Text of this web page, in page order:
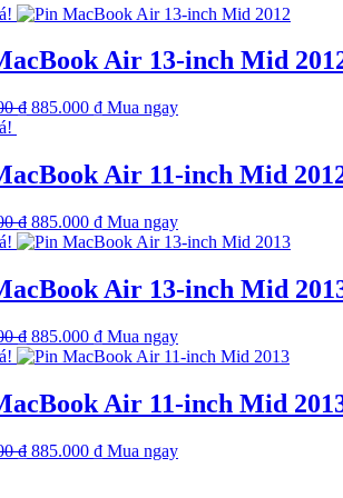
850.000 ₫.là:
Air 13-inch Mid
₫ Giá
1.250.000 ₫.
885.000 ₫Giá
là:
885.000 ₫.
Mua ngay
Air 11-inch Mid
₫ Giá
gốc
1.250.000 ₫.
885.000 ₫Giá
hiện
là:
885.000 ₫.
Mua ngay
Air 13-inch Mid
₫ Giá
gốc
1.250.000 ₫.
885.000 ₫Giá
hiện
là:
885.000 ₫.
Mua ngay
Air 11-inch Mid
₫ Giá
885.000 ₫Giá
Mua ngay